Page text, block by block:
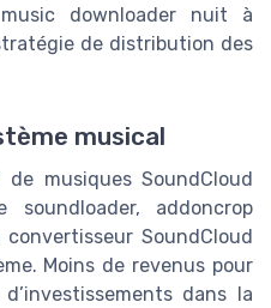
downloader nuit à
de distribution des
musical
musiques SoundCloud
addoncrop
SoundCloud
Moins de revenus pour
dans la